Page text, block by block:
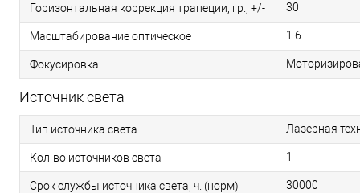
Горизонтальная коррекция трапеции, гр., +/- 30
Масштабирование оптическое 1.6
Фокусировка
Источник света
Тип источника света Лазерная
Кол-во источников света 1
Срок службы источника света, ч. (норм) 30000